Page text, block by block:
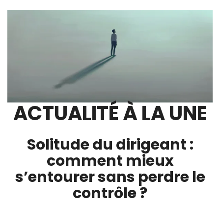
ACTUALITÉ À LA UNE
Solitude du dirigeant :
comment mieux
s’entourer sans perdre le
contrôle ?